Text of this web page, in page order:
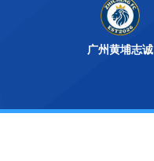
广州黄埔志诚